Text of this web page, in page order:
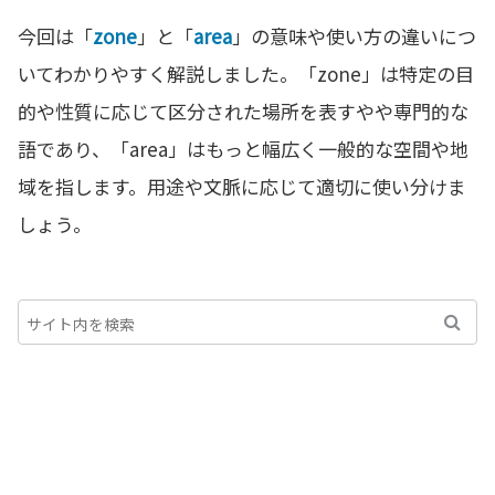
今回は「zone」と「area」の意味や使い方の違いにつ
いてわかりやすく解説しました。「zone」は特定の目
的や性質に応じて区分された場所を表すやや専門的な
語であり、「area」はもっと幅広く一般的な空間や地
域を指します。用途や文脈に応じて適切に使い分けま
しょう。